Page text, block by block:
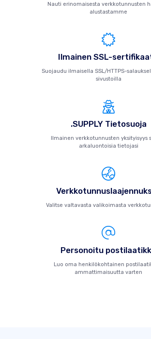
Nauti erinomaisesta verkkotunnusten
alustastamme
Ilmainen SSL-
Suojaudu ilmaisella SSL/HTTPS-
sivustoilla
.SUPPLY Tietosuoja
Ilmainen verkkotunnusten yksityisyys
arkaluontoisia tietojasi
Valitse valtavasta valikoimasta
Personoitu
Luo oma henkilökohtainen
ammattimaisuutta varten